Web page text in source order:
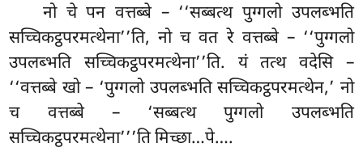
नो चे पन वत्तब्बे – ‘‘सब्बत्थ पुग्गलो उपलब्भति
सच्चिकट्ठपरमत्थेना’’ति, नो च वत रे वत्तब्बे – ‘‘पुग्गलो
उपलब्भति सच्चिकट्ठपरमत्थेना’’ति. यं तत्थ वदेसि –
‘‘वत्तब्बे खो – ‘पुग्गलो उपलब्भति सच्चिकट्ठपरमत्थेन,’ नो
च वत्तब्बे – ‘सब्बत्थ पुग्गलो उपलब्भति
सच्चिकट्ठपरमत्थेना’’’ति मिच्छा…पे….